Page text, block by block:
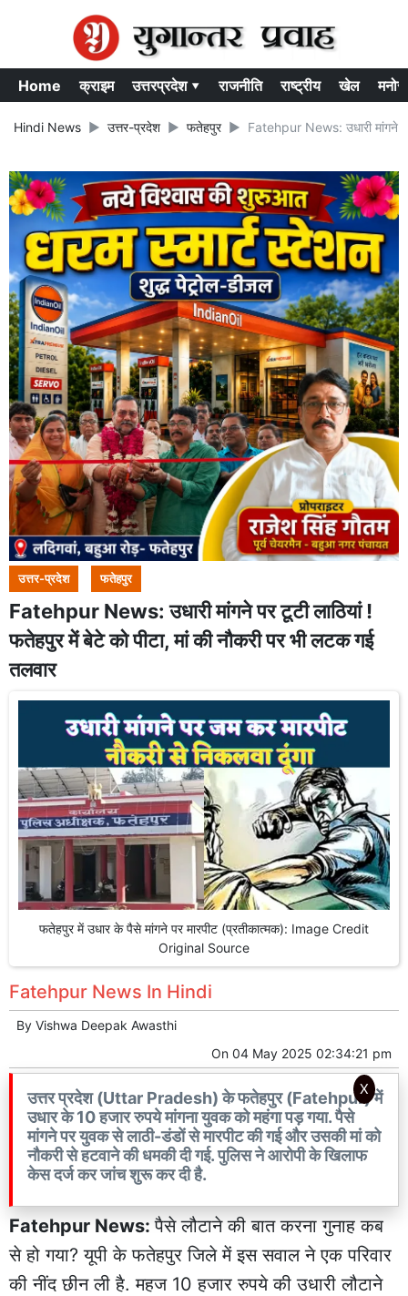
Home क्राइम उत्तरप्रदेश ▾ राजनीति राष्ट्रीय खेल
Hindi News उत्तर-प्रदेश फतेहपुर Fatehpur News: उधारी मांगने
उत्तर-प्रदेश फतेहपुर
Fatehpur News: उधारी मांगने पर टूटी लाठियां !
फतेहपुर में बेटे को पीटा, मां की नौकरी पर भी लटक गई
तलवार
फतेहपुर में उधार के पैसे मांगने पर मारपीट (प्रतीकात्मक): Image Credit
Original Source
Fatehpur News In Hindi
By Vishwa Deepak Awasthi
On 04 May 2025 02:34:21 pm
उत्तर प्रदेश (Uttar Pradesh) के फतेहपुर (Fatehpur) में
उधार के 10 हजार रुपये मांगना युवक को महंगा पड़ गया. पैसे
मांगने पर युवक से लाठी-डंडों से मारपीट की गई और उसकी मां को
नौकरी से हटवाने की धमकी दी गई. पुलिस ने आरोपी के खिलाफ
केस दर्ज कर जांच शुरू कर दी है.
Fatehpur News:पैसे लौटाने की बात करना गुनाह कब
से हो गया? यूपी के फतेहपुर जिले में इस सवाल ने एक परिवार
की नींद छीन ली है. महज 10 हजार रुपये की उधारी लौटाने
X